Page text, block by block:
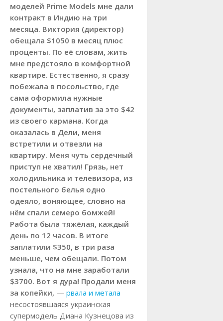
моделей Prime Models мне дали
контракт в Индию на три
месяца. Виктория (директор)
обещала $1050 в месяц плюс
проценты. По её словам, жить
мне предстояло в комфортной
квартире. Естественно, я сразу
побежала в посольство, где
сама оформила нужные
документы, заплатив за это $42
из своего кармана. Когда
оказалась в Дели, меня
встретили и отвезли на
квартиру. Меня чуть сердечный
приступ не хватил! Грязь, нет
холодильника и телевизора, из
постельного белья одно
одеяло, воняющее, словно на
нём спали семеро бомжей!
Работа была тяжёлая, каждый
день по 12 часов. В итоге
заплатили $350, в три раза
меньше, чем обещали. Потом
узнала, что на мне заработали
$3700. Вот я дура! Продали меня
за копейки, — рвала и метала
несостоявшаяся украинская
супермодель Диана Кузнецова из